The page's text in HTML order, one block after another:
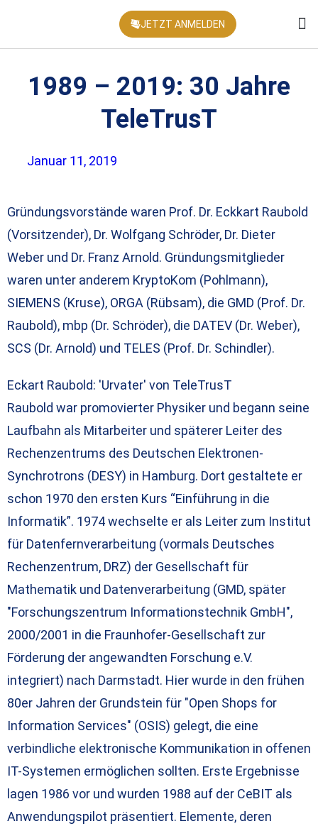
JETZT ANMELDEN
1989 – 2019: 30 Jahre
TeleTrusT
Januar 11, 2019
Gründungsvorstände waren Prof. Dr. Eckkart Raubold
(Vorsitzender), Dr. Wolfgang Schröder, Dr. Dieter
Weber und Dr. Franz Arnold. Gründungsmitglieder
waren unter anderem KryptoKom (Pohlmann),
SIEMENS (Kruse), ORGA (Rübsam), die GMD (Prof. Dr.
Raubold), mbp (Dr. Schröder), die DATEV (Dr. Weber),
SCS (Dr. Arnold) und TELES (Prof. Dr. Schindler).
Eckart Raubold: 'Urvater' von TeleTrusT
Raubold war promovierter Physiker und begann seine
Laufbahn als Mitarbeiter und späterer Leiter des
Rechenzentrums des Deutschen Elektronen-
Synchrotrons (DESY) in Hamburg. Dort gestaltete er
schon 1970 den ersten Kurs “Einführung in die
Informatik”. 1974 wechselte er als Leiter zum Institut
für Datenfernverarbeitung (vormals Deutsches
Rechenzentrum, DRZ) der Gesellschaft für
Mathematik und Datenverarbeitung (GMD, später
"Forschungszentrum Informationstechnik GmbH",
2000/2001 in die Fraunhofer-Gesellschaft zur
Förderung der angewandten Forschung e.V.
integriert) nach Darmstadt. Hier wurde in den frühen
80er Jahren der Grundstein für "Open Shops for
Information Services" (OSIS) gelegt, die eine
verbindliche elektronische Kommunikation in offenen
IT-Systemen ermöglichen sollten. Erste Ergebnisse
lagen 1986 vor und wurden 1988 auf der CeBIT als
Anwendungspilot präsentiert. Elemente, deren